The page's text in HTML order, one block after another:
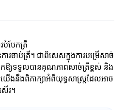
បំបែកត្រី
ារចាប់ត្រី។ ជាពិសេសក្នុងការបម្រើសាច់
នកឱ្យទទួលបានគុណភាពសាច់ត្រីខ្ពស់ និង
យើងនឹងពិភាក្សាអំពីយុទ្ធសាស្ត្រដែលអាច
ើរ។